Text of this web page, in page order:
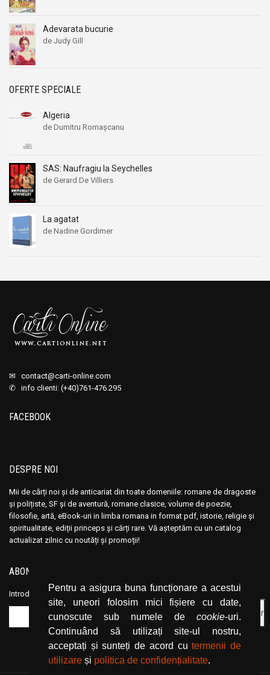
Pentru a asigura buna funcționare a acestui
site, uneori folosim mici fișiere cu date,
cunoscute sub numele de cookie-uri.
Continuând să utilizați site-ul nostru,
acceptați și sunteți de acord cutermenii de
utilizare și politica de confidențialitate.
Adevarata bucurie
de Judy Gill
OFERTE SPECIALE
Algeria
de Dumitru Romaşcanu
SAS: Naufragiu la Seychelles
de Gerard De Villiers
La agatat
de Nadine Gordimer
✉ contact@carti-online.com
✆ info clienti: (+40)761-476.295
FACEBOOK
DESPRE NOI
Mii de cărți noi și de anticariat din toate domeniile: romane de dragoste
și polițiste, SF și de aventură, romane clasice, volume de poezie,
filosofie, artă, eBook-uri in limba romana in format pdf, istorie, religie și
spiritualitate, ediții princeps și cărți rare. Vă așteptăm cu un catalog
actualizat zilnic cu noutăți și promoții!
ABONEAZĂ-TE LA NEWSLETTER
Introduceți adresa dvs. de email și dați click pe butonul de abonare.